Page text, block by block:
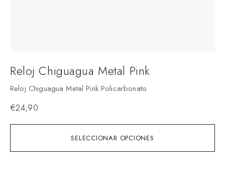
SELECCIONAR OPCIONES
Reloj Chiguagua Metal Pink
Reloj Chiguagua Metal Pink Policarbonato
€24,90